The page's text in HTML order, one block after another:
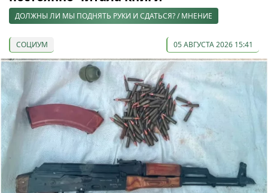
ДОЛЖНЫ ЛИ МЫ ПОДНЯТЬ РУКИ И СДАТЬСЯ? / МНЕНИЕ
СОЦИУМ 05 АВГУСТА 2026 15:41